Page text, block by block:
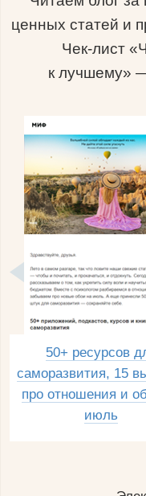
ценных статей и
Чек-лист
к лучшему»
50+ ресурсов
саморазвития, 15
про отношения и
июль